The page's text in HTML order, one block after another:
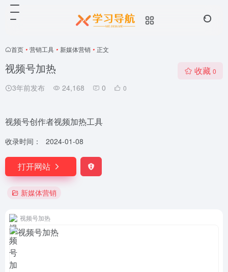
首页 • 营销工具 • 新媒体营销 • 正文
视频号加热
3年前发布 24,168 0 0
收藏 0
视频号创作者视频加热工具
收录时间： 2024-01-08
打开网站
新媒体营销
视频号加热